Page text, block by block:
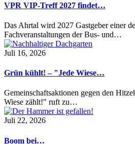
VPR VIP-Treff 2027 findet…
Das Ahrtal wird 2027 Gastgeber einer
Fachveranstaltungen der Bus- und…
Juli 16, 2026
Grün kühlt! – "Jede Wiese…
Gemeinschaftsaktionen gegen den
Wiese zählt!" ruft zu…
Juli 22, 2026
Boom bei…